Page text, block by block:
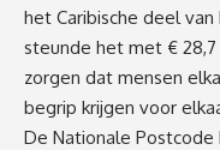
het Caribische deel
steunde het met €
zorgen dat mensen
begrip krijgen voor
De Nationale